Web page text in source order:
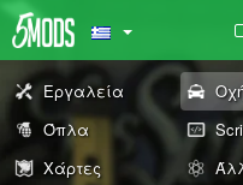
Εργαλεία
Όπλα
Χάρτες